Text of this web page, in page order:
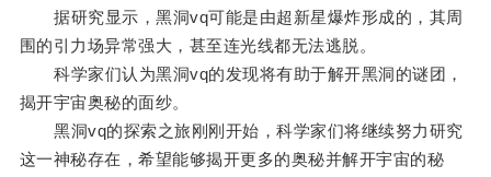
据研究显示，黑洞vq可能是由超新星爆炸形成的，其周
围的引力场异常强大，甚至连光线都无法逃脱。
科学家们认为黑洞vq的发现将有助于解开黑洞的谜团，
揭开宇宙奥秘的面纱。
黑洞vq的探索之旅刚刚开始，科学家们将继续努力研究
这一神秘存在，希望能够揭开更多的奥秘并解开宇宙的秘